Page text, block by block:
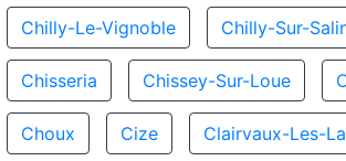
Chilly-Le-Vignoble Chilly-Sur-
Chisseria Chissey-Sur-Loue
Choux Cize Clairvaux-Les-